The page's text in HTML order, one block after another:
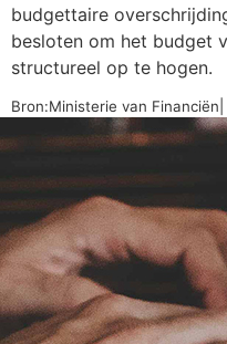
budgettaire
besloten om het budget
structureel op te hogen.
Bron:Ministerie van